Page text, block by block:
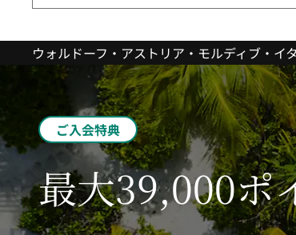
ウォルドーフ・アストリア・モルディブ・イ
ご入会特典
最大39,000ポ